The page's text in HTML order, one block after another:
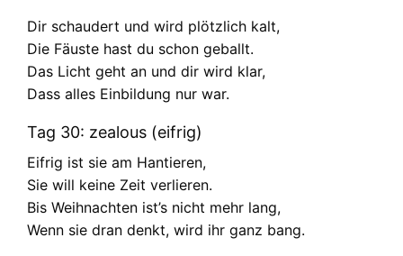
Dir schaudert und wird plötzlich kalt,
Die Fäuste hast du schon geballt.
Das Licht geht an und dir wird klar,
Dass alles Einbildung nur war.
Tag 30: zealous (eifrig)
Eifrig ist sie am Hantieren,
Sie will keine Zeit verlieren.
Bis Weihnachten ist’s nicht mehr lang,
Wenn sie dran denkt, wird ihr ganz bang.